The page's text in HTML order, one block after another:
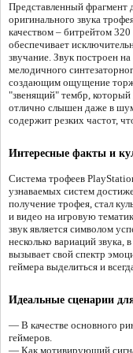
Представленный фрагмент
оригинального звука
качеством – битрейтом
обеспечивает
звучание. Звук построен
мелодичного
создающим ощущение
"звенящий" тембр, который
отлично слышен даже в
содержит резких частот,
Интересные факты и
Система трофеев
узнаваемых систем
получение трофея, стал
и видео на игровую
звук является символом
несколько вариаций звука,
вызывает свой спектр
геймера выделиться и
Идеальные сценарии
— В качестве основного
геймеров.
— Как мотивирующий